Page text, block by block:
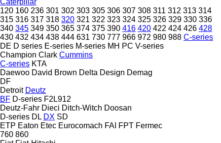
120 160 236 301 302 303 305 306 307 308 311 312 313 314
315 316 317 318 320 321 322 323 324 325 326 329 330 336
340 345 349 350 365 374 375 390 416 420 422 424 426 428
430 432 434 438 444 631 730 777 966 972 980 988 C-series
DE D series E-series M-series MH PC V-series
Champion Clark Cummins
C-series KTA
Daewoo David Brown Delta Design Demag
DF
Detroit Deutz
BF D-series F2L912
Deutz-Fahr Dieci Ditch-Witch Doosan
D-series DL DX SD
ETP Eaton Etec Eurocomach FAI FPT Fermec
760 860